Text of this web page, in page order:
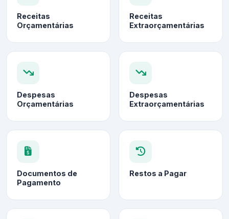
Receitas
Orçamentárias
Receitas
Extraorçamentárias
Despesas
Orçamentárias
Despesas
Extraorçamentárias
Documentos de
Pagamento
Restos a Pagar